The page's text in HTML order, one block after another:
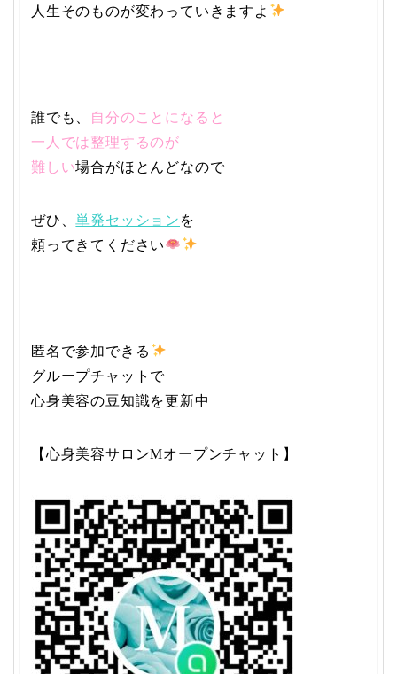
人生そのものが変わっていきますよ
誰でも、
自分のことになると
一人では整理するのが
難しい場合がほとんどなので
ぜひ、単発セッション を
頼ってきてください
┈┈┈┈┈┈┈┈┈┈┈┈┈┈┈┈
匿名で参加できる
グループチャットで
心身美容の豆知識を更新中
【心身美容サロンMオープンチャット】